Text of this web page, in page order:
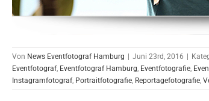
Von News Eventfotograf Hamburg Juni 23rd, 2016
Eventfotograf, Eventfotograf Hamburg, Eventfotografie,
Instagramfotograf, Portraitfotografie, Reportagefotografie,